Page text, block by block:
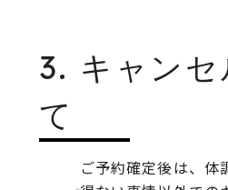
3. キャンセ
て
ご予約確定後は、体